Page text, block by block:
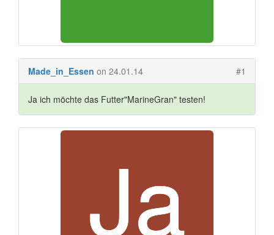
Made_in_Essen on 24.01.14 #1
Ja ich möchte das Futter"MarineGran" testen!